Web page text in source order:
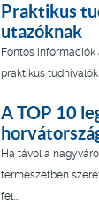
Praktikus
utazóknak
Fontos információk
praktikus
A TOP 10
Ha távol a
természetben
fel...